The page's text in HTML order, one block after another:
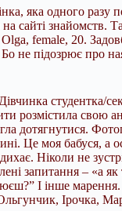
яка одного разу
сайті знайомств.
female, 20.
не підозрює про
Дівчинка студентка/
розмістила свою
дотягнутися.
Це моя бабуся, а
Ніколи не
запитання – «а як
І інше марення.
Ірочка,